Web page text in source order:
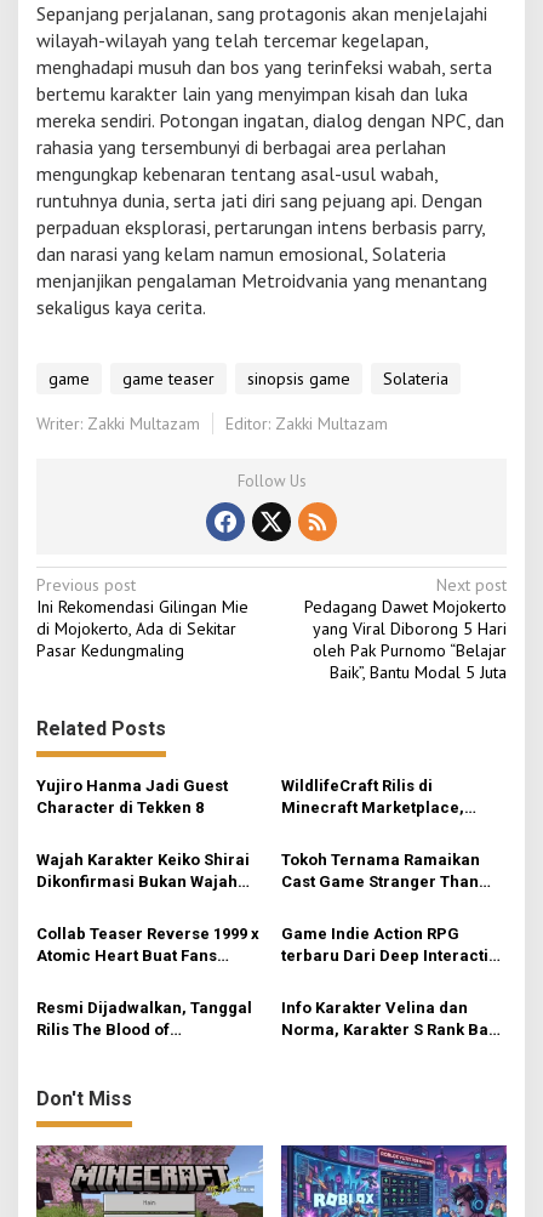
Sepanjang perjalanan, sang protagonis akan menjelajahi
wilayah-wilayah yang telah tercemar kegelapan,
menghadapi musuh dan bos yang terinfeksi wabah, serta
bertemu karakter lain yang menyimpan kisah dan luka
mereka sendiri. Potongan ingatan, dialog dengan NPC, dan
rahasia yang tersembunyi di berbagai area perlahan
mengungkap kebenaran tentang asal-usul wabah,
runtuhnya dunia, serta jati diri sang pejuang api. Dengan
perpaduan eksplorasi, pertarungan intens berbasis parry,
dan narasi yang kelam namun emosional, Solateria
menjanjikan pengalaman Metroidvania yang menantang
sekaligus kaya cerita.
game game teaser sinopsis game Solateria
Writer: Zakki Multazam Editor: Zakki Multazam
Follow Us
P
o
s
n
a
v
g
a
t
i
o
n
Previous post
Ini Rekomendasi Gilingan Mie
di Mojokerto, Ada di Sekitar
Pasar Kedungmaling
Next post
Pedagang Dawet Mojokerto
yang Viral Diborong 5 Hari
oleh Pak Purnomo “Belajar
Baik”, Bantu Modal 5 Juta
Related Posts
Yujiro Hanma Jadi Guest
Character di Tekken 8
WildlifeCraft Rilis di
Minecraft Marketplace,
Spesies Hewan Baru
Wajah Karakter Keiko Shirai
Dikonfirmasi Bukan Wajah
Tokoh Ternama Ramaikan
Cast Game Stranger Than
Satunya
Collab Teaser Reverse 1999 x
Atomic Heart Buat Fans
Game Indie Action RPG
terbaru Dari Deep Interactive
Resmi Dijadwalkan, Tanggal
Rilis The Blood of
Info Karakter Velina dan
Norma, Karakter S Rank Baru
Don't Miss